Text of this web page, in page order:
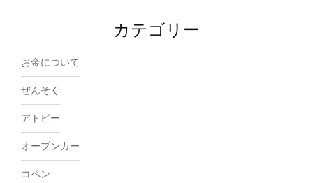
カテゴリー
お金について
ぜんそく
アトピー
オープンカー
コペン